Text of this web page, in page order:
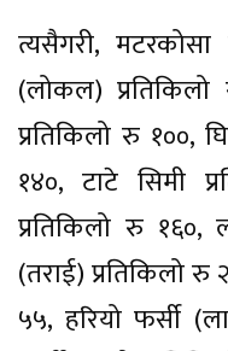
त्यसैगरी,
(लोकल) प्रतिकिलो
प्रतिकिलो रु १००,
१४०, टाटे सिमी
प्रतिकिलो रु १६०,
(तराई) प्रतिकिलो रु
५५, हरियो फर्सी